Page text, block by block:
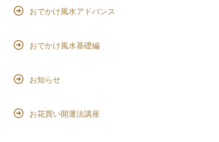
おでかけ風水アドバンス
おでかけ風水基礎編
お知らせ
お花買い開運法講座